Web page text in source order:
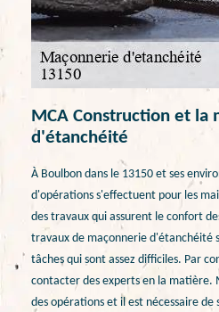
MCA Construction et la
d'étanchéité
À Boulbon dans le 13150 et ses
d'opérations s'effectuent pour les
des travaux qui assurent le confort
travaux de maçonnerie d'étanchéité
tâches qui sont assez difficiles. Par
contacter des experts en la matière.
des opérations et il est nécessaire de